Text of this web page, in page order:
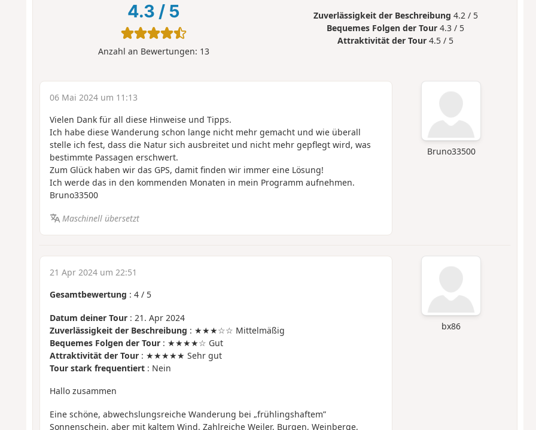
4.3 / 5
Anzahl an Bewertungen: 13
Zuverlässigkeit der Beschreibung 4.2 / 5
Bequemes Folgen der Tour 4.3 / 5
Attraktivität der Tour 4.5 / 5
Bruno33500
06 Mai 2024 um 11:13
Vielen Dank für all diese Hinweise und Tipps.
Ich habe diese Wanderung schon lange nicht mehr gemacht und wie überall
stelle ich fest, dass die Natur sich ausbreitet und nicht mehr gepflegt wird, was
bestimmte Passagen erschwert.
Zum Glück haben wir das GPS, damit finden wir immer eine Lösung!
Ich werde das in den kommenden Monaten in mein Programm aufnehmen.
Bruno33500
Maschinell übersetzt
bx86
21 Apr 2024 um 22:51
Gesamtbewertung : 4/ 5
Datum deiner Tour: 21. Apr 2024
Zuverlässigkeit der Beschreibung : ★★★☆☆ Mittelmäßig
Bequemes Folgen der Tour: ★★★★☆ Gut
Attraktivität der Tour: ★★★★★ Sehr gut
Tour stark frequentiert: Nein
Hallo zusammen
Eine schöne, abwechslungsreiche Wanderung bei „frühlingshaftem”
Sonnenschein, aber mit kaltem Wind. Zahlreiche Weiler, Burgen, Weinberge,